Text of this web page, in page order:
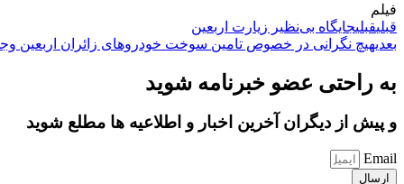
فیلم
قبلیقبلیجایگاه بی‌نظیر زیارت اربعین
بعدیهیچ نگرانی در خصوص تامین سوخت خودروهای زائران اربعین
به راحتی عضو خبرنامه شوید
و پیش از دیگران آخرین اخبار و اطلاعیه ها مطلع شوید
Email
ارسال